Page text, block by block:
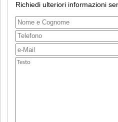
Richiedi ulteriori informazioni